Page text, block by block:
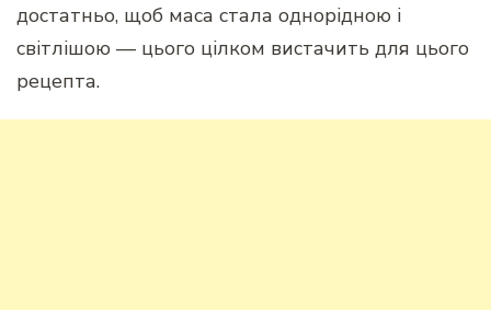
достатньо, щоб маса стала однорідною і
світлішою — цього цілком вистачить для цього
рецепта.